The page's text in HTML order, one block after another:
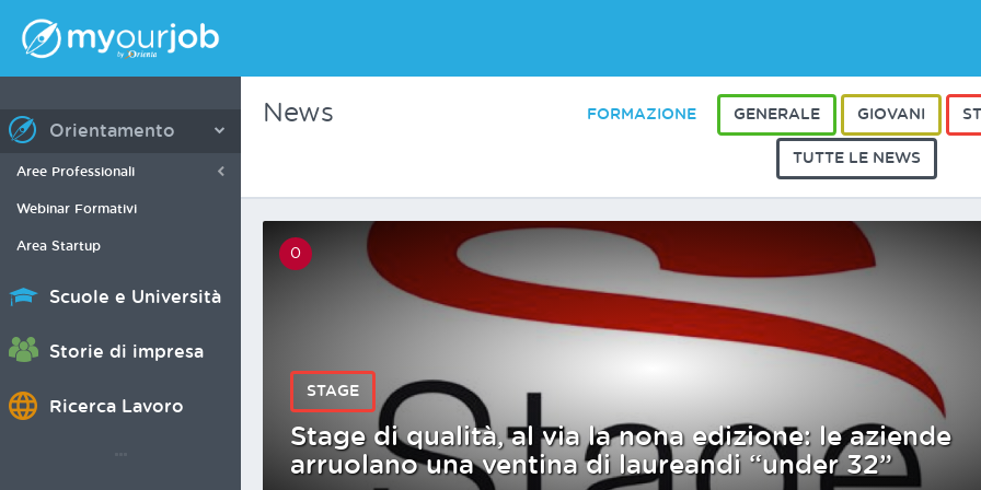
Orientamento
Aree Professionali
Webinar Formativi
Area Startup
Scuole e Università
Storie di impresa
Ricerca Lavoro
News FORMAZIONE GENERALE GIOVANI
TUTTE LE NEWS
0
STAGE
Stage di qualità, al via la nona edizione: le aziende
arruolano una ventina di laureandi “under 32”